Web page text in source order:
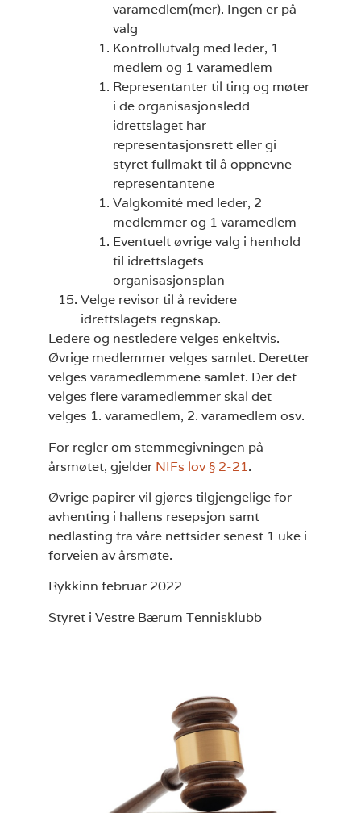
varamedlem(mer). Ingen er på
valg
Kontrollutvalg med leder, 1
medlem og 1 varamedlem
Representanter til ting og møter
i de organisasjonsledd
idrettslaget har
representasjonsrett eller gi
styret fullmakt til å oppnevne
representantene
Valgkomité med leder, 2
medlemmer og 1 varamedlem
Eventuelt øvrige valg i henhold
til idrettslagets
organisasjonsplan
Velge revisor til å revidere
idrettslagets regnskap.
Ledere og nestledere velges enkeltvis.
Øvrige medlemmer velges samlet. Deretter
velges varamedlemmene samlet. Der det
velges flere varamedlemmer skal det
velges 1. varamedlem, 2. varamedlem osv.
For regler om stemmegivningen på
årsmøtet, gjelder NIFs lov § 2-21.
Øvrige papirer vil gjøres tilgjengelige for
avhenting i hallens resepsjon samt
nedlasting fra våre nettsider senest 1 uke i
forveien av årsmøte.
Rykkinn februar 2022
Styret i Vestre Bærum Tennisklubb